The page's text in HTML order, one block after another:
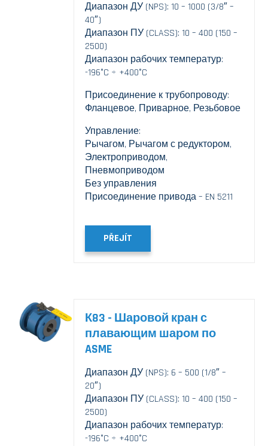
Диапазон ДУ (NPS): 10 – 1000 (3/8″ –
40″)
Диапазон ПУ (CLASS): 10 – 400 (150 –
2500)
Диапазон рабочих температур:
-196°C ÷ +400°C
Присоединение к трубопроводу:
Фланцевое, Приварное, Резьбовое
Управление:
Рычагом, Рычагом с редуктором,
Электроприводом,
Пневмоприводом
Без управления
Присоединение привода – EN 5211
PŘEJÍT
К83 - Шаровой кран с
плавающим шаром по
ASME
Диапазон ДУ (NPS): 6 – 500 (1/8″ –
20″)
Диапазон ПУ (CLASS): 10 – 400 (150 –
2500)
Диапазон рабочих температур:
-196°C ÷ +400°C